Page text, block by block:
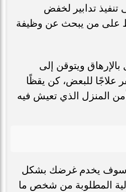
تنفيذ تدابير لخفض
على من يبحث عن وظيفة
ويتوقن إلى
علاجًا للبعض، كن يقظًا
المنزل الذي تعيش فيه
سوف يخدم غرضك بشكل
المطلوبة من شخص ما